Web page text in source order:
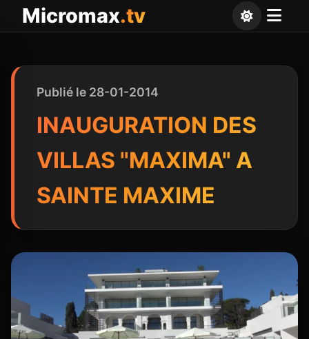
Micromax.tv
Publié le 28-01-2014
INAUGURATION DES
VILLAS "MAXIMA" A
SAINTE MAXIME
Panneau de gestion des cookies